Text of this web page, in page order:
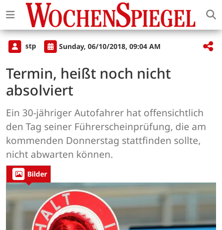
stp Sunday, 06/10/2018, 09:04 AM
Termin, heißt noch nicht
absolviert
Ein 30-jähriger Autofahrer hat offensichtlich
den Tag seiner Führerscheinprüfung, die am
kommenden Donnerstag stattfinden sollte,
nicht abwarten können.
Bilder